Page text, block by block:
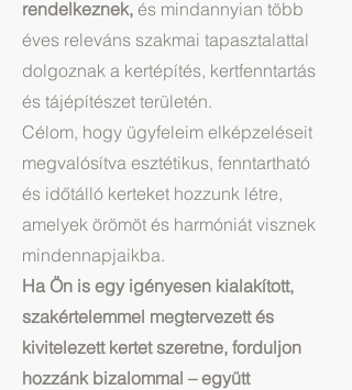
rendelkeznek, és mindannyian több
éves releváns szakmai tapasztalattal
dolgoznak a kertépítés, kertfenntartás
és tájépítészet területén.
Célom, hogy ügyfeleim elképzeléseit
megvalósítva esztétikus, fenntartható
és időtálló kerteket hozzunk létre,
amelyek örömöt és harmóniát visznek
mindennapjaikba.
Ha Ön is egy igényesen kialakított,
szakértelemmel megtervezett és
kivitelezett kertet szeretne, forduljon
hozzánk bizalommal – együtt